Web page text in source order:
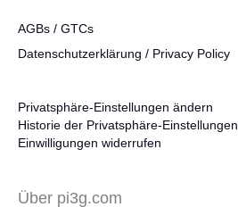
AGBs / GTCs
Datenschutzerklärung / Privacy Policy
Privatsphäre-Einstellungen ändern
Historie der Privatsphäre-Einstellungen
Einwilligungen widerrufen
Über pi3g.com